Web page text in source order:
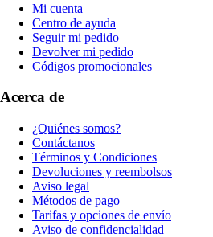
Mi cuenta
Centro de ayuda
Seguir mi pedido
Devolver mi pedido
Códigos promocionales
Acerca de
¿Quiénes somos?
Contáctanos
Términos y Condiciones
Devoluciones y reembolsos
Aviso legal
Métodos de pago
Tarifas y opciones de envío
Aviso de confidencialidad